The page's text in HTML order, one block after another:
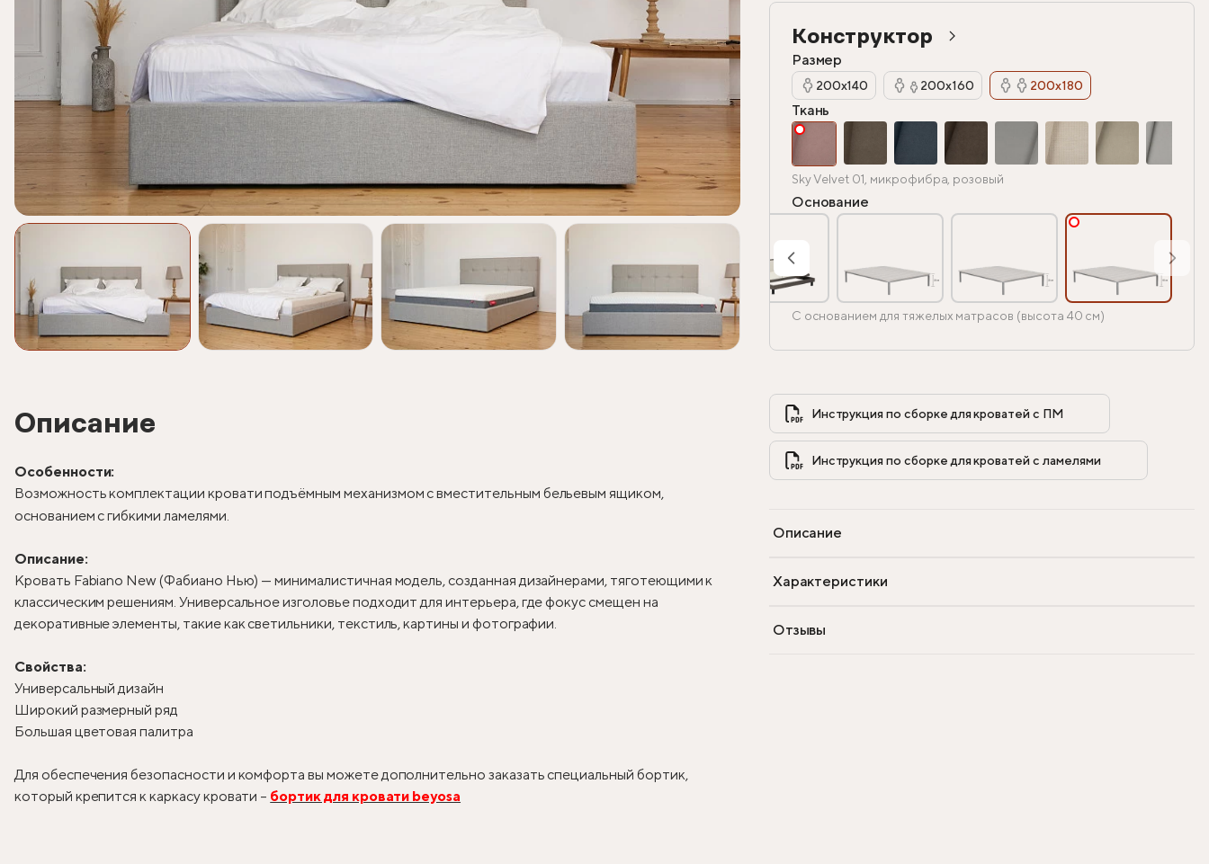
Описание
Особенности:
Возможность комплектации кровати подъёмным механизмом с вместительным бельевым ящиком,
основанием с гибкими ламелями.
Описание:
Кровать Fabiano New (Фабиано Нью) — минималистичная модель, созданная дизайнерами, тяготеющими к
классическим решениям. Универсальное изголовье подходит для интерьера, где фокус смещен на
декоративные элементы, такие как светильники, текстиль, картины и фотографии.
Свойства:
Универсальный дизайн
Широкий размерный ряд
Большая цветовая палитра
Для обеспечения безопасности и комфорта вы можете дополнительно заказать специальный бортик,
который крепится к каркасу кровати – бортик для кровати beyosa
Конструктор
Размер
200х140 200х160 200х180
Ткань
Sky Velvet 01, микрофибра, розовый
Основание
С основанием для тяжелых матрасов (высота 40 см)
Инструкция по сборке для кроватей с ПМ
Инструкция по сборке для кроватей с ламелями
Описание
Характеристики
Отзывы